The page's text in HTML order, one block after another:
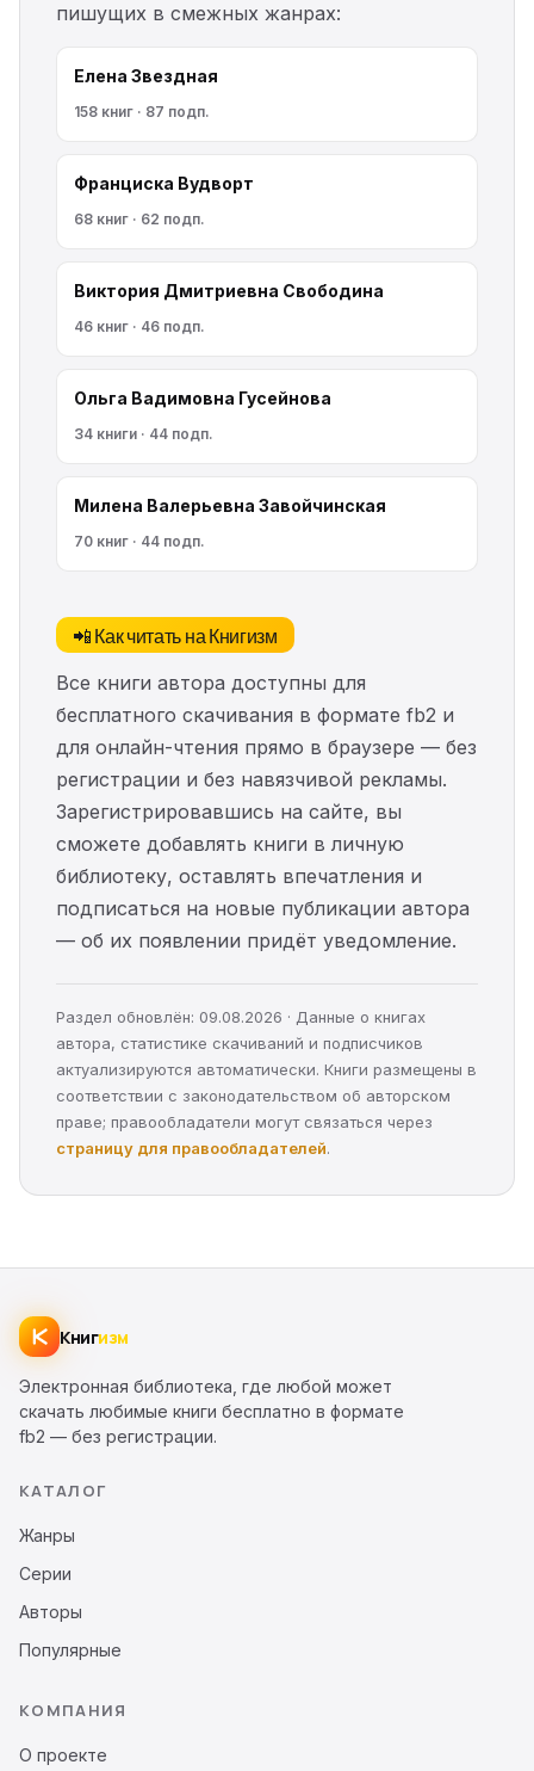
пишущих в смежных жанрах:
Елена Звездная
158 книг · 87 подп.
Франциска Вудворт
68 книг · 62 подп.
Виктория Дмитриевна Свободина
46 книг · 46 подп.
Ольга Вадимовна Гусейнова
34 книги · 44 подп.
Милена Валерьевна Завойчинская
70 книг · 44 подп.
📲 Как читать на Книгизм
Все книги автора доступны для
бесплатного скачивания в формате fb2 и
для онлайн-чтения прямо в браузере — без
регистрации и без навязчивой рекламы.
Зарегистрировавшись на сайте, вы
сможете добавлять книги в личную
библиотеку, оставлять впечатления и
подписаться на новые публикации автора
— об их появлении придёт уведомление.
Раздел обновлён: 09.08.2026 · Данные о книгах
автора, статистике скачиваний и подписчиков
актуализируются автоматически. Книги размещены в
соответствии с законодательством об авторском
праве; правообладатели могут связаться через
страницу для правообладателей.
Книгизм
Электронная библиотека, где любой может
скачать любимые книги бесплатно в формате
fb2 — без регистрации.
КАТАЛОГ
Жанры
Серии
Авторы
Популярные
КОМПАНИЯ
О проекте